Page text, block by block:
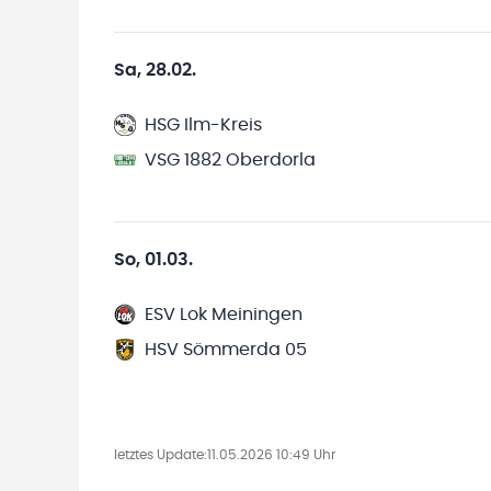
Sa, 28.02.
HSG Ilm-Kreis
VSG 1882 Oberdorla
So, 01.03.
ESV Lok Meiningen
HSV Sömmerda 05
letztes Update:11.05.2026 10:49 Uhr